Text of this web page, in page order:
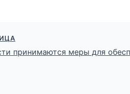
принимаются меры для